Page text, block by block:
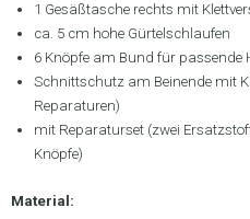
1 Gesäßtasche rechts mit
ca. 5 cm hohe Gürtelschlaufen
6 Knöpfe am Bund für passende
Schnittschutz am Beinende mit
Reparaturen)
mit Reparaturset (zwei
Knöpfe)
Material: